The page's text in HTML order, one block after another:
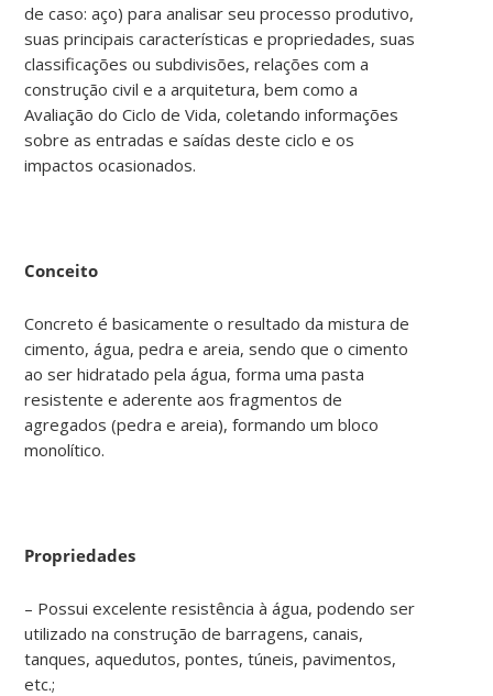
de caso: aço) para analisar seu processo produtivo,
suas principais características e propriedades, suas
classificações ou subdivisões, relações com a
construção civil e a arquitetura, bem como a
Avaliação do Ciclo de Vida, coletando informações
sobre as entradas e saídas deste ciclo e os
impactos ocasionados.
Conceito
Concreto é basicamente o resultado da mistura de
cimento, água, pedra e areia, sendo que o cimento
ao ser hidratado pela água, forma uma pasta
resistente e aderente aos fragmentos de
agregados (pedra e areia), formando um bloco
monolítico.
Propriedades
– Possui excelente resistência à água, podendo ser
utilizado na construção de barragens, canais,
tanques, aquedutos, pontes, túneis, pavimentos,
etc.;